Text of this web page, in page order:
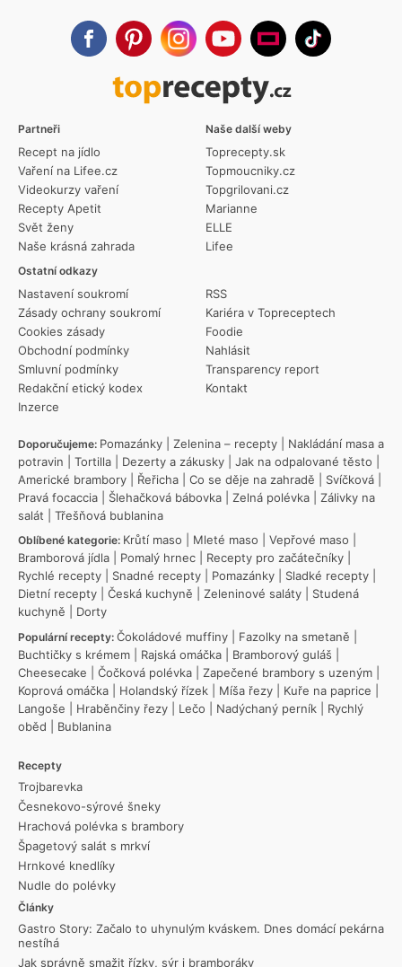
Partneři
Recept na jídlo
Vaření na Lifee.cz
Videokurzy vaření
Recepty Apetit
Svět ženy
Naše krásná zahrada
Ostatní odkazy
Nastavení soukromí
Zásady ochrany soukromí
Cookies zásady
Obchodní podmínky
Smluvní podmínky
Redakční etický kodex
Inzerce
RSS
Kariéra v Topreceptech
Foodie
Nahlásit
Transparency report
Kontakt
Naše další weby
Toprecepty.sk
Topmoucniky.cz
Topgrilovani.cz
Marianne
ELLE
Lifee
Doporučujeme: Pomazánky Zelenina – recepty
Nakládání masa a
potravin
Tortilla Dezerty a zákusky Jak na odpalované těsto
Americké brambory
Řeřicha Co se děje na zahradě Svíčková
Pravá focaccia
Šlehačková bábovka Zelná polévka
Zálivky na
salát
Třešňová bublanina
Oblíbené kategorie: Krůtí maso Mleté maso Vepřové maso
Bramborová jídla
Pomalý hrnec Recepty pro začátečníky
Rychlé recepty
Snadné recepty Pomazánky Sladké recepty
Dietní recepty
Česká kuchyně Zeleninové saláty
Studená
kuchyně
Dorty
Populární recepty: Čokoládové muffiny Fazolky na smetaně
Buchtičky s krémem
Rajská omáčka Bramborový guláš
Cheesecake
Čočková polévka Zapečené brambory s uzeným
Koprová omáčka
Holandský řízek Míša řezy Kuře na paprice
Langoše
Hraběnčiny řezy Lečo Nadýchaný perník
Rychlý
oběd
Bublanina
Recepty
Trojbarevka
Česnekovo-sýrové šneky
Hrachová polévka s brambory
Špagetový salát s mrkví
Hrnkové knedlíky
Nudle do polévky
Články
Gastro Story: Začalo to uhynulým kváskem. Dnes domácí pekárna
nestíhá
Jak správně smažit řízky, sýr i bramboráky